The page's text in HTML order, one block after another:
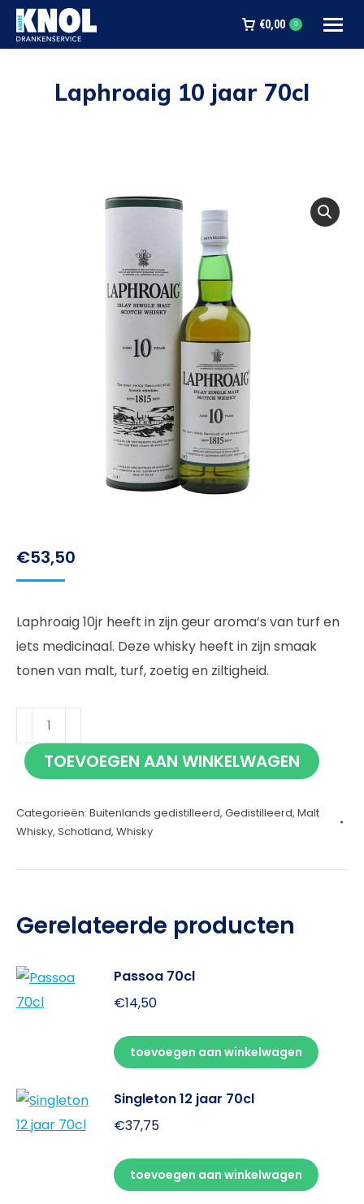
€0,00 0
Laphroaig 10 jaar 70cl
€53,50
Laphroaig 10jr heeft in zijn geur aroma’s van turf en
iets medicinaal. Deze whisky heeft in zijn smaak
tonen van malt, turf, zoetig en ziltigheid.
Laphroaig
10
jaar
aantal
TOEVOEGEN AAN WINKELWAGEN
Categorieën: Buitenlands gedistilleerd, Gedistilleerd, Malt
Whisky, Schotland, Whisky
Gerelateerde producten
Passoa 70cl
€14,50
toevoegen aan winkelwagen
Singleton 12 jaar 70cl
€37,75
toevoegen aan winkelwagen